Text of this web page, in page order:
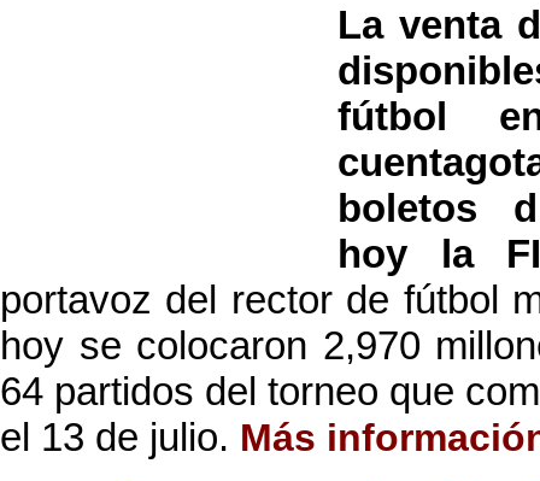
La venta
fútbol
boletos
hoy la
portavoz del rector de fútbol
hoy se colocaron 2,970
64 partidos del torneo que
el 13 de julio. Más